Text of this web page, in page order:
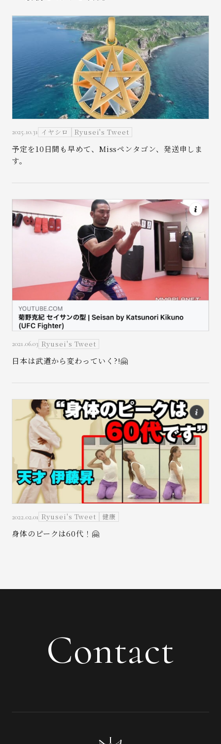
お問い合わせ
2025.10.31 イヤシロ Ryusei's Tweet
予定を10日間も早めて、Missペンタゴン、発送申しま
す。
2021.06.03 Ryusei's Tweet
日本は武道から変わっていく?!🤗
2022.02.01 Ryusei's Tweet 健康
身体のピークは60代！🤗
Contact